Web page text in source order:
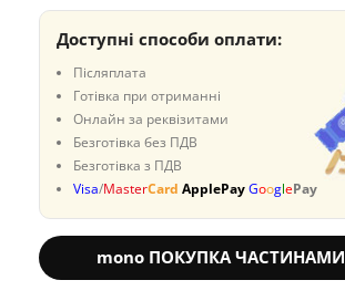
Доступні способи оплати:
Післяплата
Готівка при отриманні
Онлайн за реквізитами
Безготівка без ПДВ
Безготівка з ПДВ
Visa/MasterCard ApplePayGooglePay
mono ПОКУПКА ЧАСТИНАМИ